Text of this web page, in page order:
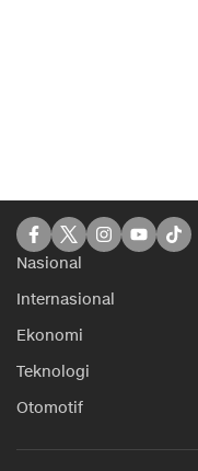
Nasional
Internasional
Ekonomi
Teknologi
Otomotif